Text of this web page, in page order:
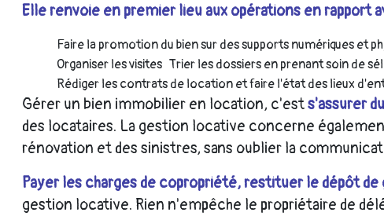
Elle renvoie en premier lieu aux opérations en rapport
Faire la promotion du bien sur des supports numériques et
Organiser les visites Trier les dossiers en prenant soin de
Rédiger les contrats de location et faire l'état des lieux
Gérer un bien immobilier en location, c'ests'assurer
des locataires. La gestion locative concerne
rénovation et des sinistres, sans oublier la
Payer les charges de copropriété, restituer le dépôt
gestion locative. Rien n'empêche le propriétaire de